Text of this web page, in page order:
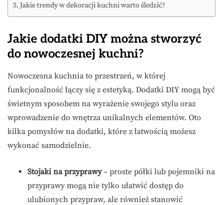
Jakie trendy w dekoracji kuchni warto śledzić?
Jakie dodatki DIY można stworzyć
do nowoczesnej kuchni?
Nowoczesna kuchnia to przestrzeń, w której
funkcjonalność łączy się z estetyką. Dodatki DIY mogą być
świetnym sposobem na wyrażenie swojego stylu oraz
wprowadzenie do wnętrza unikalnych elementów. Oto
kilka pomysłów na dodatki, które z łatwością możesz
wykonać samodzielnie.
Stojaki na przyprawy– proste półki lub pojemniki na
przyprawy mogą nie tylko ułatwić dostęp do
ulubionych przypraw, ale również stanowić